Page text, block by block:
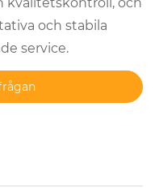
kvalitetskontroll, och
och stabila
service.